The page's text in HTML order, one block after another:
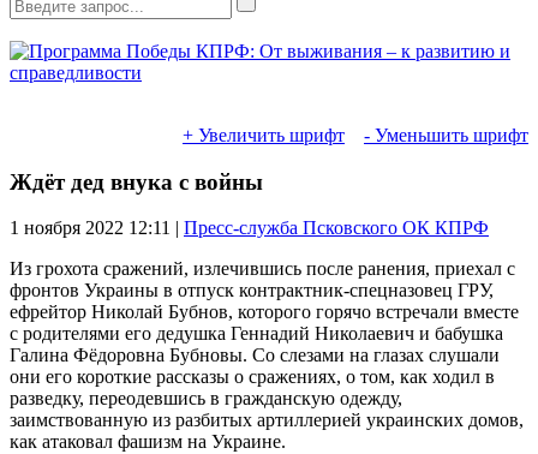
+ Увеличить шрифт - Уменьшить шрифт
Ждёт дед внука с войны
1 ноября 2022 12:11 | Пресс-служба Псковского ОК КПРФ
Из грохота сражений, излечившись после ранения, приехал с
фронтов Украины в отпуск контрактник-спецназовец ГРУ,
ефрейтор Николай Бубнов, которого горячо встречали вместе
с родителями его дедушка Геннадий Николаевич и бабушка
Галина Фёдоровна Бубновы. Со слезами на глазах слушали
они его короткие рассказы о сражениях, о том, как ходил в
разведку, переодевшись в гражданскую одежду,
заимствованную из разбитых артиллерией украинских домов,
как атаковал фашизм на Украине.